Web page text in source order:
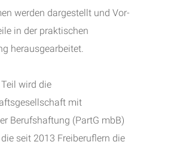
werden dargestellt und Vor-
in der praktischen
herausgearbeitet.
wird die
mit
Berufshaftung (PartG mbB)
seit 2013 Freiberuflern die